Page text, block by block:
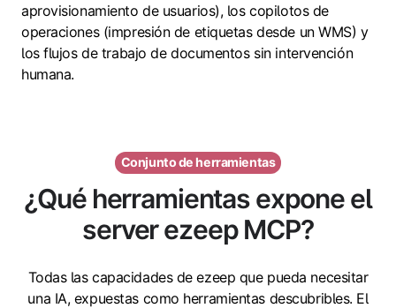
aprovisionamiento de usuarios), los copilotos de
operaciones (impresión de etiquetas desde un WMS) y
los flujos de trabajo de documentos sin intervención
humana.
Conjunto de herramientas
¿Qué herramientas expone el
server ezeep MCP?
Todas las capacidades de ezeep que pueda necesitar
una IA, expuestas como herramientas descubribles. El